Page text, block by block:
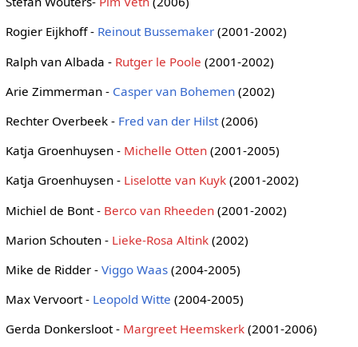
Rogier Eijkhoff - Reinout Bussemaker(2001-2002)
Ralph van Albada - Rutger le Poole (2001-2002)
Arie Zimmerman - Casper van Bohemen(2002)
Rechter Overbeek - Fred van der Hilst (2006)
Katja Groenhuysen - Michelle Otten(2001-2005)
Katja Groenhuysen - Liselotte van Kuyk(2001-2002)
Michiel de Bont - Berco van Rheeden(2001-2002)
Marion Schouten - Lieke-Rosa Altink (2002)
Mike de Ridder - Viggo Waas(2004-2005)
Max Vervoort - Leopold Witte (2004-2005)
Gerda Donkersloot - Margreet Heemskerk(2001-2006)